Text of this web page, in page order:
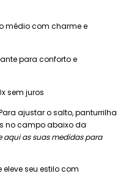
médio com charme e
para conforto e
sem juros
ajustar o salto, panturrilha
no campo abaixo da
aqui as suas medidas para
seu estilo com